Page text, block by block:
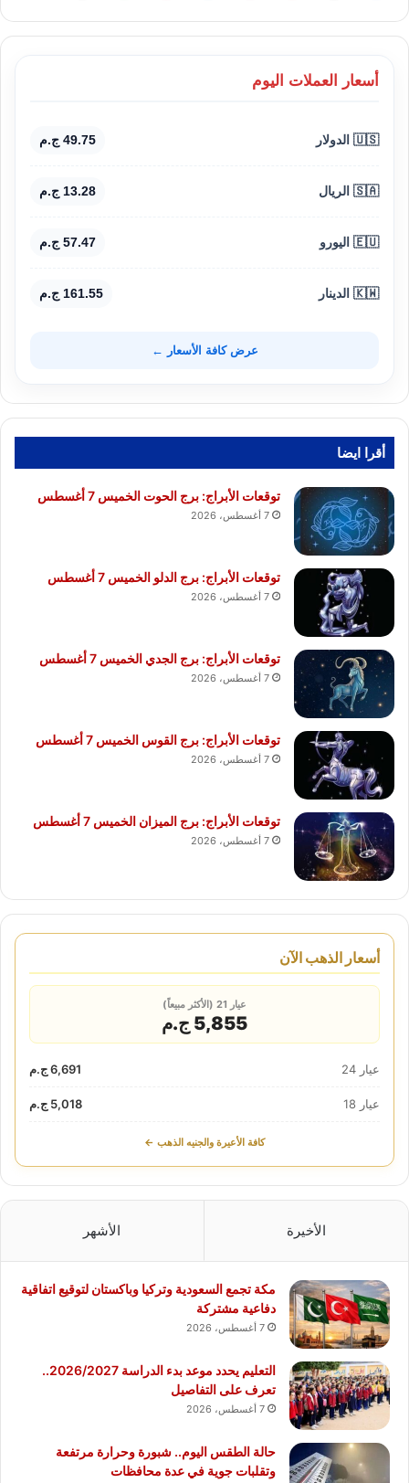
أسعار العملات اليوم
🇺🇸 الدولار 49.75 ج.م
🇸🇦 الريال 13.28 ج.م
🇪🇺 اليورو 57.47 ج.م
🇰🇼 الدينار 161.55 ج.م
عرض كافة الأسعار ←
أقرا ايضا
توقعات الأبراج: برج الحوت الخميس 7 أغسطس
7 أغسطس، 2026
توقعات الأبراج: برج الدلو الخميس 7 أغسطس
7 أغسطس، 2026
توقعات الأبراج: برج الجدي الخميس 7 أغسطس
7 أغسطس، 2026
توقعات الأبراج: برج القوس الخميس 7 أغسطس
7 أغسطس، 2026
توقعات الأبراج: برج الميزان الخميس 7 أغسطس
7 أغسطس، 2026
أسعار الذهب الآن
عيار 21 (الأكثر مبيعاً)
5,855 ج.م
عيار 24 6,691 ج.م
عيار 18 5,018 ج.م
كافة الأعيرة والجنيه الذهب ←
الأخيرة الأشهر
مكة تجمع السعودية وتركيا وباكستان لتوقيع اتفاقية
دفاعية مشتركة
7 أغسطس، 2026
التعليم يحدد موعد بدء الدراسة 2026/2027..
تعرف على التفاصيل
7 أغسطس، 2026
حالة الطقس اليوم.. شبورة وحرارة مرتفعة
وتقلبات جوية في عدة محافظات